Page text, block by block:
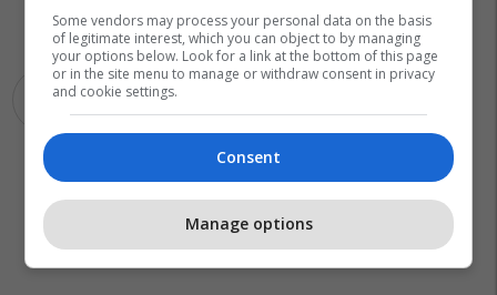
Lsdm Oliver Spasovski
Some vendors may process your personal data on the basis
of legitimate interest, which you can object to by managing
your options below. Look for a link at the bottom of this page
or in the site menu to manage or withdraw consent in privacy
and cookie settings.
Consent
Manage options